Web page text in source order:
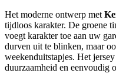
Het moderne ontwerp met
tijdloos karakter. De groene
voegt karakter toe aan uw
durven uit te blinken, maar
weekenduitstapjes. Het
duurzaamheid en eenvoudig